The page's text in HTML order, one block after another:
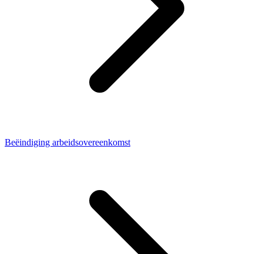
Beëindiging arbeidsovereenkomst